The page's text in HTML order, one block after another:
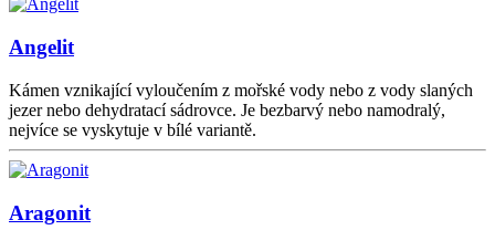
Angelit
Kámen vznikající vyloučením z mořské vody nebo z vody slaných
jezer nebo dehydratací sádrovce. Je bezbarvý nebo namodralý,
nejvíce se vyskytuje v bílé variantě.
Aragonit